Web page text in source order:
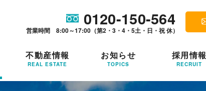
0120-150-564
営業時間 8:00～17:00（第2・3・4・5土・日・祝 休）
不動産情報
REAL ESTATE
お知らせ
TOPICS
採用情報
RECRUIT